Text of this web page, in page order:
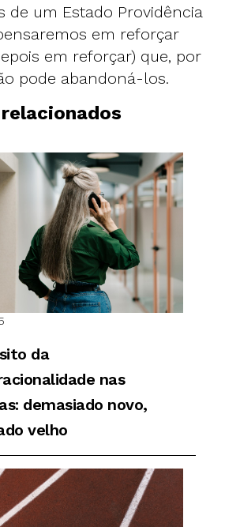
de um Estado Providência
em reforçar
em reforçar) que, por
pode abandoná-los.
da
nas
demasiado novo,
velho